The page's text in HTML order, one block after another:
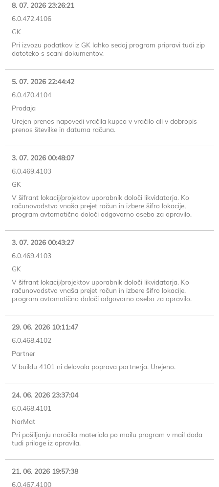
8. 07. 2026 23:26:21
6.0.472.4106
GK
Pri izvozu podatkov iz GK lahko sedaj program pripravi tudi zip
datoteko s scani dokumentov.
5. 07. 2026 22:44:42
6.0.470.4104
Prodaja
Urejen prenos napovedi vračila kupca v vračilo ali v dobropis –
prenos številke in datuma računa.
3. 07. 2026 00:48:07
6.0.469.4103
GK
V šifrant lokacij/projektov uporabnik določi likvidatorja. Ko
računovodstvo vnaša prejet račun in izbere šifro lokacije,
program avtomatično določi odgovorno osebo za opravilo.
3. 07. 2026 00:43:27
6.0.469.4103
GK
V šifrant lokacij/projektov uporabnik določi likvidatorja. Ko
računovodstvo vnaša prejet račun in izbere šifro lokacije,
program avtomatično določi odgovorno osebo za opravilo.
29. 06. 2026 10:11:47
6.0.468.4102
Partner
V buildu 4101 ni delovala poprava partnerja. Urejeno.
24. 06. 2026 23:37:04
6.0.468.4101
NarMat
Pri pošiljanju naročila materiala po mailu program v mail doda
tudi priloge iz opravila.
21. 06. 2026 19:57:38
6.0.467.4100